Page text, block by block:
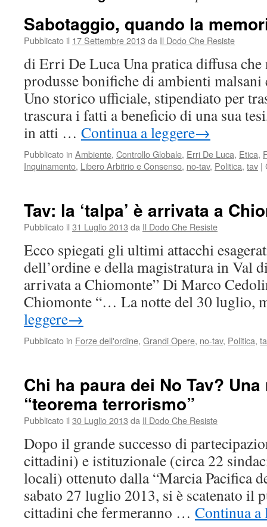
Sabotaggio, quando la
Pubblicato il 17 Settembre 2013 da Il Dodo Che Resiste
di Erri De Luca Una pratica diffusa che
produsse bonifiche di ambienti
Uno storico ufficiale, stipendiato per
trascura i fatti a beneficio di una sua
in atti … Continua a leggere→
Pubblicato in Ambiente, Controllo Globale, Erri De Luca, Etica,
Inquinamento, Libero Arbitrio e Consenso, no-tav, Politica, tav |
Tav: la ‘talpa’ è arrivata a
Pubblicato il 31 Luglio 2013 da Il Dodo Che Resiste
Ecco spiegati gli ultimi attacchi
dell’ordine e della magistratura in Val
arrivata a Chiomonte” Di Marco
Chiomonte “… La notte del 30 luglio,
leggere→
Pubblicato in Forze dell'ordine, Grandi Opere, no-tav, Politica,
Chi ha paura dei No Tav?
“teorema terrorismo”
Pubblicato il 30 Luglio 2013 da Il Dodo Che Resiste
Dopo il grande successo di
cittadini) e istituzionale (circa 22
locali) ottenuto dalla “Marcia Pacifica
sabato 27 luglio 2013, si è scatenato il
cittadini che fermeranno … Continua a